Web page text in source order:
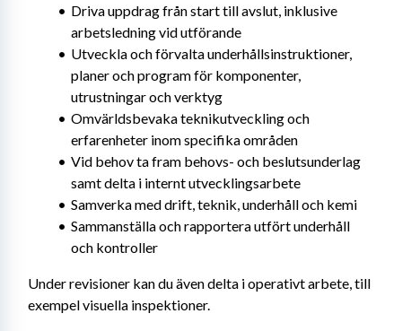
Driva uppdrag från start till avslut, inklusive
arbetsledning vid utförande
Utveckla och förvalta underhållsinstruktioner,
planer och program för komponenter,
utrustningar och verktyg
Omvärldsbevaka teknikutveckling och
erfarenheter inom specifika områden
Vid behov ta fram behovs- och beslutsunderlag
samt delta i internt utvecklingsarbete
Samverka med drift, teknik, underhåll och kemi
Sammanställa och rapportera utfört underhåll
och kontroller
Under revisioner kan du även delta i operativt arbete, till
exempel visuella inspektioner.